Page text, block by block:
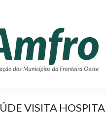
VISITA